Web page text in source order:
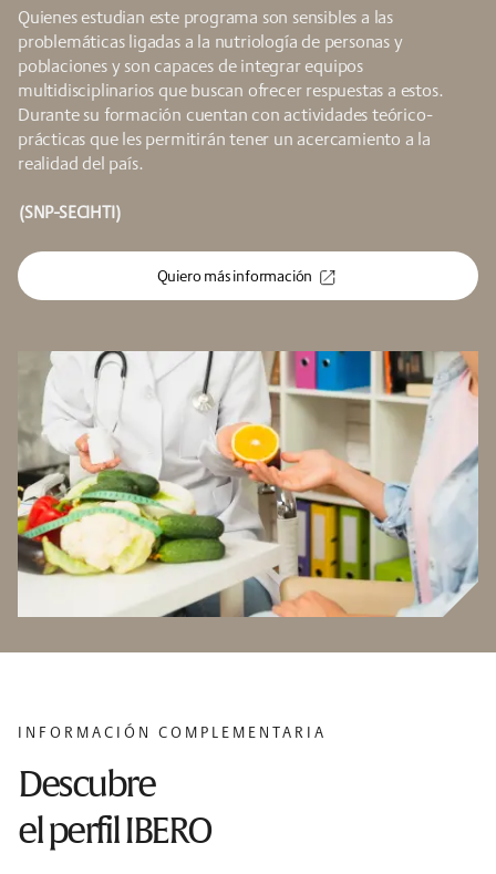
Quienes estudian este programa son sensibles a las
problemáticas ligadas a la nutriología de personas y
poblaciones y son capaces de integrar equipos
multidisciplinarios que buscan ofrecer respuestas a estos.
Durante su formación cuentan con actividades teórico-
prácticas que les permitirán tener un acercamiento a la
realidad del país.
(SNP-SECIHTI)
Quiero más información
INFORMACIÓN COMPLEMENTARIA
Descubre
el perfil IBERO